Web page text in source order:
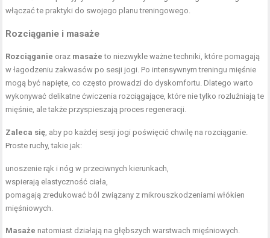
włączać te praktyki do swojego planu treningowego.
Rozciąganie i masaże
Rozciąganie oraz masaże to niezwykle ważne techniki, które pomagają
w łagodzeniu zakwasów po sesji jogi. Po intensywnym treningu mięśnie
mogą być napięte, co często prowadzi do dyskomfortu. Dlatego warto
wykonywać delikatnećwiczenia rozciągające , które nie tylko rozluźniają te
mięśnie, ale także przyspieszają proces regeneracji.
Zaleca się , aby po każdej sesji jogi poświęcić chwilę na rozciąganie.
Proste ruchy, takie jak:
unoszenie rąk i nóg w przeciwnych kierunkach,
wspierają elastyczność ciała,
pomagają zredukować ból związany z mikrouszkodzeniami włókien
mięśniowych.
Masaże natomiast działają na głębszych warstwach mięśniowych.